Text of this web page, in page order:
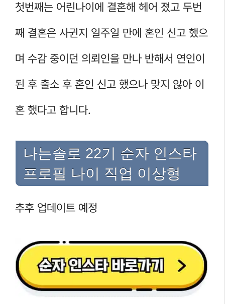
첫번째는 어린나이에 결혼해 헤어 졌고 두번
째 결혼은 사귄지 일주일 만에 혼인 신고 했으
며 수감 중이던 의뢰인을 만나 반해서 연인이
된 후 출소 후 혼인 신고 했으나 맞지 않아 이
혼 했다고 합니다.
나는솔로 22기 순자 인스타
프로필 나이 직업 이상형
추후 업데이트 예정